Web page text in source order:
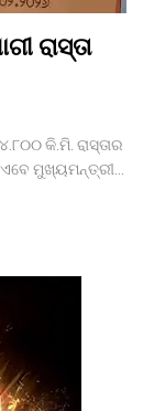
ରାସ୍ତା
କି.ମି. ରାସ୍ତାର
ଏବେ ମୁଖ୍ୟମନ୍ତ୍ରୀ…